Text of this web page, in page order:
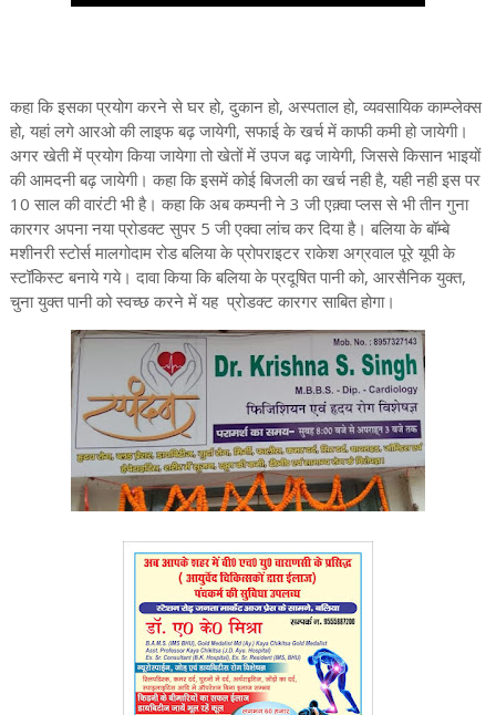
कहा कि इसका प्रयोग करने से घर हो, दुकान हो, अस्पताल हो, व्यवसायिक काम्प्लेक्स
हो, यहां लगे आरओ की लाइफ बढ़ जायेगी, सफाई के खर्च में काफी कमी हो जायेगी।
अगर खेती में प्रयोग किया जायेगा तो खेतों में उपज बढ़ जायेगी, जिससे किसान भाइयों
की आमदनी बढ़ जायेगी। कहा कि इसमें कोई बिजली का खर्च नही है, यही नही इस पर
10 साल की वारंटी भी है। कहा कि अब कम्पनी ने 3 जी एक़्वा प्लस से भी तीन गुना
कारगर अपना नया प्रोडक्ट सुपर 5 जी एक्वा लांच कर दिया है। बलिया के बॉम्बे
मशीनरी स्टोर्स मालगोदाम रोड बलिया के प्रोपराइटर राकेश अग्रवाल पूरे यूपी के
स्टॉकिस्ट बनाये गये। दावा किया कि बलिया के प्रदूषित पानी को, आरसैनिक युक्त,
चुना युक्त पानी को स्वच्छ करने में यह प्रोडक्ट कारगर साबित होगा।